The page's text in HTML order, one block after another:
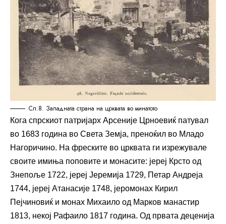
Сл.8. Западната страна на црквата во минатото
Кога спрскиот патријарх Арсеније Црноевиќ патувал
во 1683 година во Света Земја, преноќил во Младо
Нагоричино. На фреските во црквата ги изрежувале
своите имиња поповите и монасите: јереј Крсто од
Знепоље 1722, јереј Јеремија 1729, Петар Андреја
1744, јереј Атанасије 1748, јеромонах Кирил
Пејчиновиќ и монах Михаило од Марков манастир
1813, некој Рафаило 1817 година. Од првата деценија